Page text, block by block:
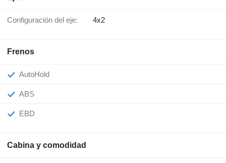
Configuración del eje: 4x2
Frenos
AutoHold
ABS
EBD
Cabina y comodidad